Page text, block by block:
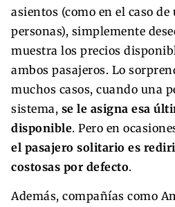
asientos (como en el caso
personas), simplemente
muestra los precios
ambos pasajeros. Lo
muchos casos, cuando una
sistema, se le asigna esa
disponible. Pero en
el pasajero solitario es
costosas por defecto.
Además, compañías como